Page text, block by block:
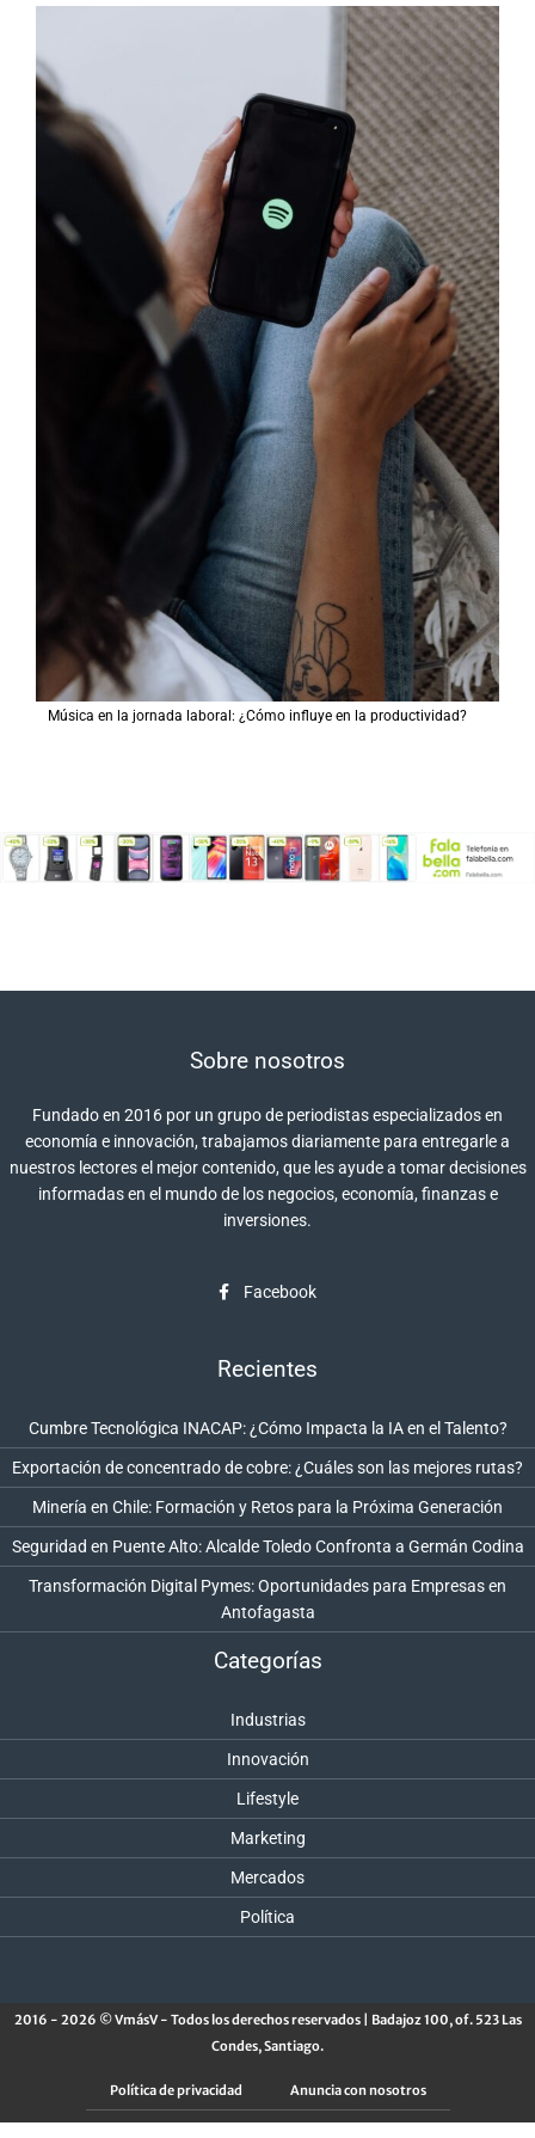
Música en la jornada laboral: ¿Cómo influye en la productividad?
Sobre nosotros
Fundado en 2016 por un grupo de periodistas especializados en
economía e innovación, trabajamos diariamente para entregarle a
nuestros lectores el mejor contenido, que les ayude a tomar decisiones
informadas en el mundo de los negocios, economía, finanzas e
inversiones.
Facebook
Recientes
Cumbre Tecnológica INACAP: ¿Cómo Impacta la IA en el Talento?
Exportación de concentrado de cobre: ¿Cuáles son las mejores rutas?
Minería en Chile: Formación y Retos para la Próxima Generación
Seguridad en Puente Alto: Alcalde Toledo Confronta a Germán Codina
Transformación Digital Pymes: Oportunidades para Empresas en
Antofagasta
Categorías
Industrias
Innovación
Lifestyle
Marketing
Mercados
Política
2016 - 2026 © VmásV - Todos los derechos reservados | Badajoz 100, of. 523 Las
Condes, Santiago.
Política de privacidad Anuncia con nosotros